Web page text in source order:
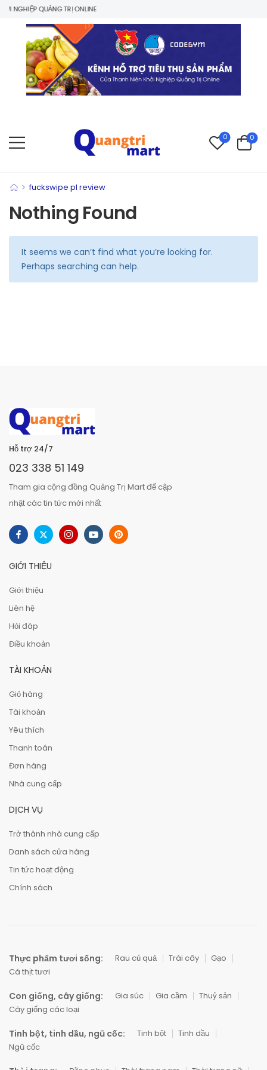
NGHIỆP QUẢNG TRỊ ONLINE
0 0
> fuckswipe pl review
Nothing Found
It seems we can’t find what you’re looking for.
Perhaps searching can help.
Hỗ trợ 24/7
023 338 51 149
Tham gia cộng đồng Quảng Trị Mart để cập
nhật các tin tức mới nhất
GIỚI THIỆU
Giới thiệu
Liên hệ
Hỏi đáp
Điều khoản
TÀI KHOẢN
Giỏ hàng
Tài khoản
Yêu thích
Thanh toán
Đơn hàng
Nhà cung cấp
DỊCH VỤ
Trở thành nhà cung cấp
Danh sách cửa hàng
Tin tức hoạt động
Chính sách
Thực phẩm tươi sống: Rau củ quả Trái cây
Gạo
Cá thịt tươi
Con giống, cây giống: Gia súc Gia cầm
Thuỷ sản
Cây giống các loại
Tinh bột, tinh dầu, ngũ cốc: Tinh bột
Tinh dầu
Ngũ cốc